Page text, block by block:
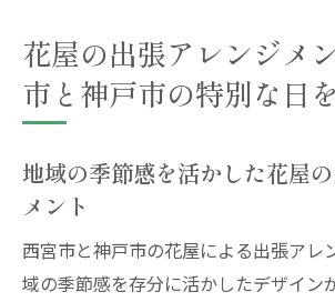
注意点
出張アレンジメントで個性
花屋のプロフェッショナル
特別な日をより豊かにする
プロの花屋に依頼する出張アレ
ベントを格上げ
花屋の出張アレンジメ
市と神戸市の特別な日
地域の季節感を活かした花屋
メント
西宮市と神戸市の花屋による出張アレ
域の季節感を存分に活かしたデザイン